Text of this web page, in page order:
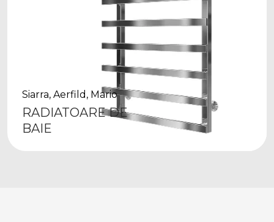
Siarra, Aerfild, Mario
RADIATOARE DE
BAIE